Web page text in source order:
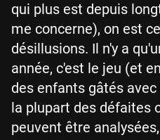
qui plus est depuis
me concerne), on est
désillusions. Il n'y a
année, c'est le jeu (et
des enfants gâtés
la plupart des défaites
peuvent être